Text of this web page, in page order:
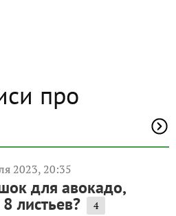
про
2023, 20:35
для авокадо,
листьев? 4